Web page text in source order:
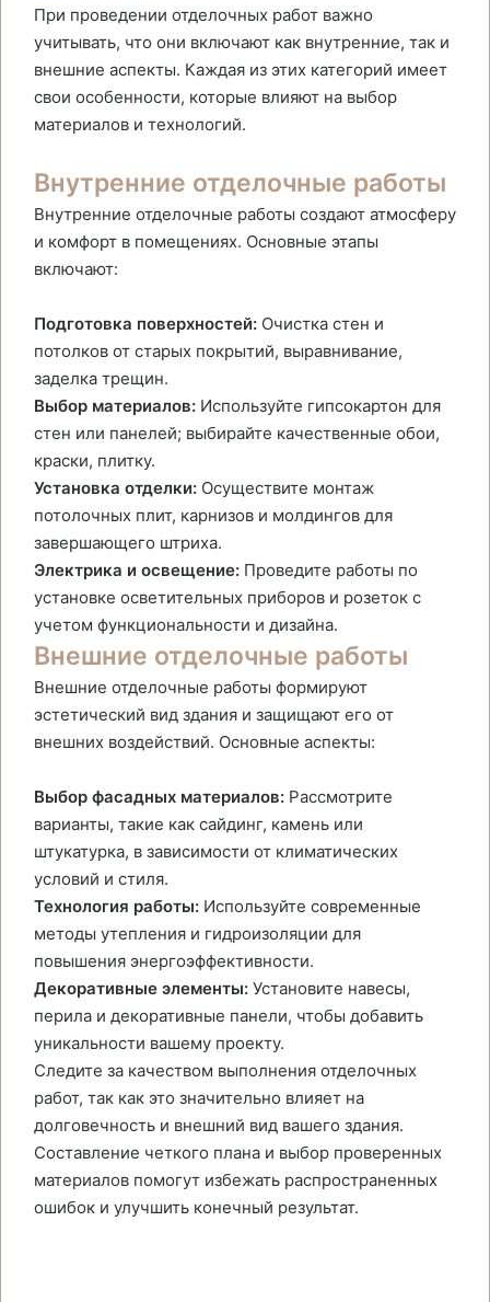
При проведении отделочных работ важно
учитывать, что они включают как внутренние, так и
внешние аспекты. Каждая из этих категорий имеет
свои особенности, которые влияют на выбор
материалов и технологий.
Внутренние отделочные работы
Внутренние отделочные работы создают атмосферу
и комфорт в помещениях. Основные этапы
включают:
Подготовка поверхностей: Очистка стен и
потолков от старых покрытий, выравнивание,
заделка трещин.
Выбор материалов: Используйте гипсокартон для
стен или панелей; выбирайте качественные обои,
краски, плитку.
Установка отделки: Осуществите монтаж
потолочных плит, карнизов и молдингов для
завершающего штриха.
Электрика и освещение: Проведите работы по
установке осветительных приборов и розеток с
учетом функциональности и дизайна.
Внешние отделочные работы
Внешние отделочные работы формируют
эстетический вид здания и защищают его от
внешних воздействий. Основные аспекты:
Выбор фасадных материалов: Рассмотрите
варианты, такие как сайдинг, камень или
штукатурка, в зависимости от климатических
условий и стиля.
Технология работы: Используйте современные
методы утепления и гидроизоляции для
повышения энергоэффективности.
Декоративные элементы: Установите навесы,
перила и декоративные панели, чтобы добавить
уникальности вашему проекту.
Следите за качеством выполнения отделочных
работ, так как это значительно влияет на
долговечность и внешний вид вашего здания.
Составление четкого плана и выбор проверенных
материалов помогут избежать распространенных
ошибок и улучшить конечный результат.